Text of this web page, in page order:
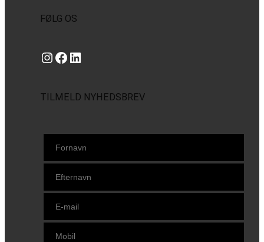
FØLG OS
Instagram https://www.facebook.com/danishbeachvolleytour LinkedIn
TILMELD NYHEDSBREV